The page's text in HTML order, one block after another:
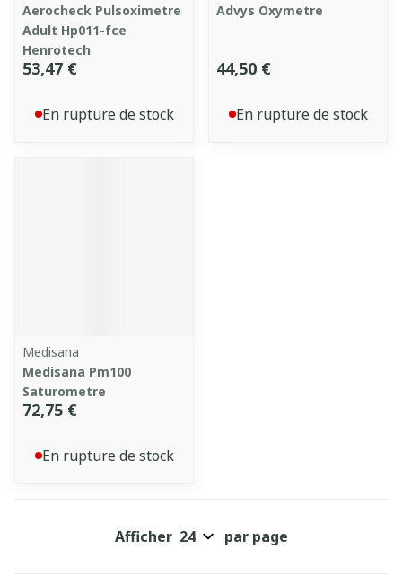
Aerocheck Pulsoximetre
Adult Hp011-fce
Henrotech
53,47 €
En rupture de stock
Advys Oxymetre
44,50 €
En rupture de stock
Medisana
Medisana Pm100
Saturometre
72,75 €
En rupture de stock
Afficher par page